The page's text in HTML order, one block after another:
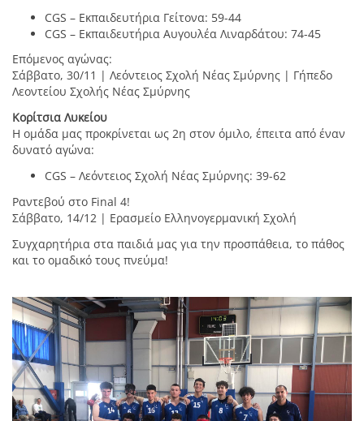
CGS – Εκπαιδευτήρια Γείτονα: 59-44
CGS – Εκπαιδευτήρια Αυγουλέα Λιναρδάτου: 74-45
Επόμενος αγώνας:
Σάββατο, 30/11 | Λεόντειος Σχολή Νέας Σμύρνης | Γήπεδο
Λεοντείου Σχολής Νέας Σμύρνης
Κορίτσια Λυκείου
Η ομάδα μας προκρίνεται ως 2η στον όμιλο, έπειτα από έναν
δυνατό αγώνα:
CGS – Λεόντειος Σχολή Νέας Σμύρνης: 39-62
Ραντεβού στο Final 4!
Σάββατο, 14/12 | Ερασμείο Ελληνογερμανική Σχολή
Συγχαρητήρια στα παιδιά μας για την προσπάθεια, το πάθος
και το ομαδικό τους πνεύμα!